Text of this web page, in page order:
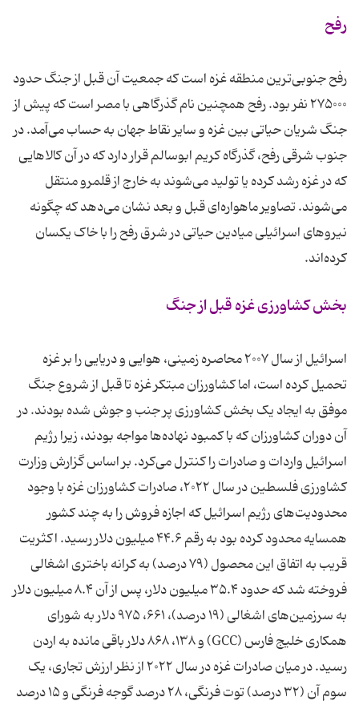
رفح
‌رفح جنوبی‌ترین منطقه غزه است که جمعیت آن قبل از جنگ حدود
۲۷۵۰۰۰ نفر بود. رفح همچنین نام گذرگاهی با مصر است که پیش از
جنگ شریان حیاتی بین غزه و سایر نقاط جهان به حساب می‌آمد. در
جنوب شرقی رفح، گذرگاه کریم ابوسالم قرار دارد که در آن کالاهایی
که در غزه رشد کرده یا تولید می‌شوند به خارج از قلمرو منتقل
می‌شوند. تصاویر ماهواره‌ای قبل و بعد نشان می‌دهد که چگونه
نیروهای اسرائیلی میادین حیاتی در شرق رفح را با خاک یکسان
کرده‌اند.
بخش کشاورزی غزه قبل از جنگ
اسرائیل از سال ۲۰۰۷ محاصره زمینی، هوایی و دریایی را بر غزه
تحمیل کرده است، اما کشاورزان مبتکر غزه تا قبل از شروع جنگ
موفق به ایجاد یک بخش کشاورزی پر جنب و جوش شده بودند. در
آن دوران کشاورزان که با کمبود نهاده‌ها مواجه بودند، زیرا رژیم
اسرائیل واردات و صادرات را کنترل می‌کرد. بر اساس گزارش وزارت
کشاورزی فلسطین در سال ۲۰۲۲، صادرات کشاورزان غزه با وجود
محدودیت‌های رژیم اسرائیل که اجازه فروش را به چند کشور
همسایه محدود کرده بود به رقم ۴۴.۶ میلیون دلار رسید. اکثریت
قریب به اتفاق این محصول (۷۹ درصد) به کرانه باختری اشغالی
فروخته شد که حدود ۳۵.۴ میلیون دلار، پس از آن ۸.۴ میلیون دلار
به سرزمین‌های اشغالی (۱۹ درصد)، ۶۶۱، ۹۷۵ دلار به شورای
همکاری خلیج فارس (GCC) و ۱۳۸، ۸۶۸ دلار باقی مانده به اردن
رسید. در میان صادرات غزه در سال ۲۰۲۲ از نظر ارزش تجاری، یک
سوم آن (۳۲ درصد) توت فرنگی، ۲۸ درصد گوجه فرنگی و ۱۵ درصد